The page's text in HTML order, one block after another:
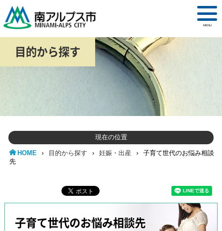
MENU
目的から探す
現在の位置
HOME › 目的から探す › 妊娠・出産 ›
子育て世代のお悩み相談
先
子育て世代のお悩み相談先